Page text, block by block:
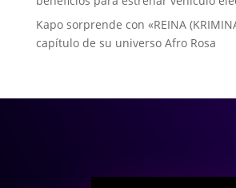
Kapo sorprende con «REINA
capítulo de su universo Afro Rosa